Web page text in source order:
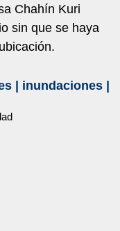
Chahín Kuri
sin que se haya
| inundaciones|